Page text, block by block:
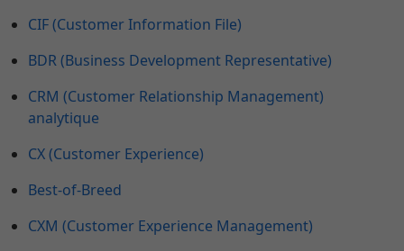
CIF (Customer Information File)
BDR (Business Development Representative)
CRM (Customer Relationship Management)
analytique
CX (Customer Experience)
Best-of-Breed
CXM (Customer Experience Management)